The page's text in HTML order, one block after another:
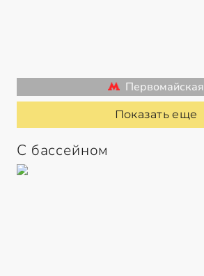
Первомайская
Показать еще
С бассейном